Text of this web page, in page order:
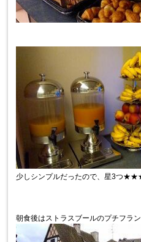
少しシンプルだったので、星3つ
朝食後はストラスブールのプチフラン